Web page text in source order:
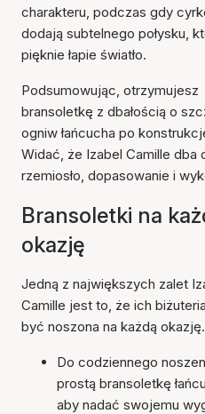
charakteru, podczas gdy
dodają subtelnego połysku,
pięknie łapie światło.
Podsumowując, otrzymujesz
bransoletkę z dbałością o
ogniw łańcucha po
Widać, że Izabel Camille dba
rzemiosło, dopasowanie i
Bransoletki na
okazję
Jedną z największych zalet
Camille jest to, że ich
być noszona na każdą okazję.
Do codziennego
prostą bransoletkę
aby nadać swojemu